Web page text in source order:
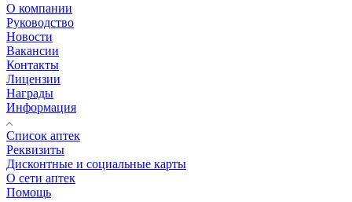
О компании
Руководство
Новости
Вакансии
Контакты
Лицензии
Награды
Информация
Список аптек
Реквизиты
Дисконтные и социальные карты
О сети аптек
Помощь